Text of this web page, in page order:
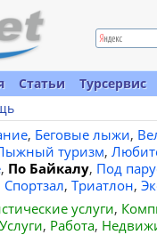
Статьи
Турсервис
, Беговые лыжи,
туризм,
, По Байкалу, Под
Спортзал, Триатлон,
услуги,
Услуги, Работа,